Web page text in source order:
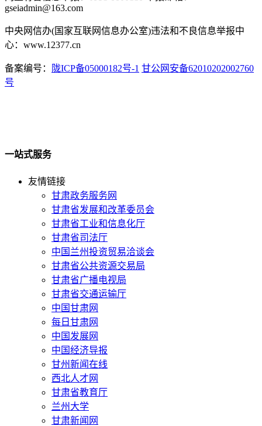
gseiadmin@163.com
中央网信办(国家互联网信息办公室)违法和不良信息举报中
心：www.12377.cn
备案编号： 陇ICP备05000182号-1 甘公网安备62010202002760
号
一站式服务
友情链接
甘肃政务服务网
甘肃省发展和改革委员会
甘肃省工业和信息化厅
甘肃省司法厅
中国兰州投资贸易洽谈会
甘肃省公共资源交易局
甘肃省广播电视局
甘肃省交通运输厅
中国甘肃网
每日甘肃网
中国发展网
中国经济导报
甘州新闻在线
西北人才网
甘肃省教育厅
兰州大学
甘肃新闻网